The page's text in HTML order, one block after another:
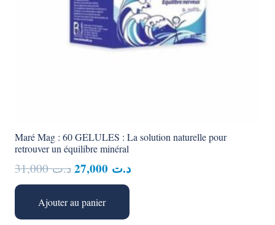
Maré Mag : 60 GELULES : La solution naturelle pour
retrouver un équilibre minéral
د.ت31,000
Le
prix
initial
était :
د.تLe
Ajouter au panier